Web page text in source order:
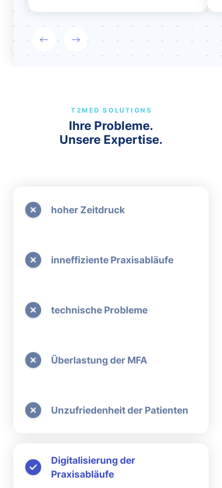
T2MED SOLUTIONS
Ihre Probleme.
Unsere Expertise.
hoher Zeitdruck
inneffiziente Praxisabläufe
technische Probleme
Überlastung der MFA
Unzufriedenheit der Patienten
Digitalisierung der
Praxisabläufe